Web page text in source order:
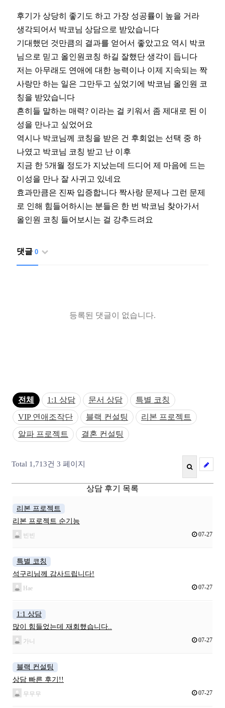
후기가 상당히 좋기도 하고 가장 성공률이 높을 거라
생각되어서 박코님 상담으로 받았습니다
기대했던 것만큼의 결과를 얻어서 좋았고요 역시 박코
님으로 믿고 올인원코칭 하길 잘했단 생각이 듭니다
저는 아무래도 연애에 대한 능력이나 이제 지속되는 짝
사랑만 하는 일은 그만두고 싶었기에 박코님 올인원 코
칭을 받았습니다
흔히들 말하는 매력? 이라는 걸 키워서 좀 제대로 된 이
성을 만나고 싶었어요
역시나 박코님께 코칭을 받은 건 후회없는 선택 중 하
나였고 박코님 코칭 받고 난 이후
지금 한 5개월 정도가 지났는데 드디어 제 마음에 드는
이성을 만나 잘 사귀고 있네요
효과만큼은 진짜 입증합니다 짝사랑 문제나 그런 문제
로 인해 힘들어하시는 분들은 한 번 박코님 찾아가서
올인원 코칭 들어보시는 걸 강추드려요
댓글 0
등록된 댓글이 없습니다.
전체 1:1 상담 문서 상담
특별 코칭
VIP 연애조작단
블랙 컨설팅
리본 프로젝트
알파 프로젝트
결혼 컨설팅
Total 1,713건 3 페이지
상담 후기 목록
리본 프로젝트
리본 프로젝트 순기능
빈빈 07-27
특별 코칭
석구리님께 감사드립니다!
Hae 07-27
1:1 상담
많이 힘들었는데 재회했습니다..
가니 07-27
블랙 컨설팅
상담 빠른 후기!!
무무무 07-27